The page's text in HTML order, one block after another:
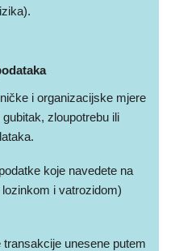
i organizacijske mjere
zloupotrebu ili
koje navedete na
i vatrozidom)
unesene putem